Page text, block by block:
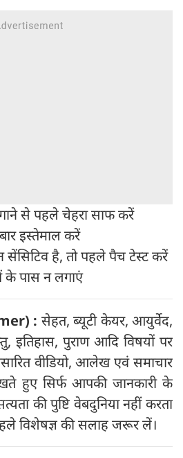
से पहले चेहरा साफ करें
इस्तेमाल करें
है, तो पहले पैच टेस्ट करें
पास न लगाएं
: सेहत, ब्यूटी केयर, आयुर्वेद,
इतिहास, पुराण आदि विषयों पर
वीडियो, आलेख एवं समाचार
हुए सिर्फ आपकी जानकारी के
की पुष्टि वेबदुनिया नहीं करता
विशेषज्ञ की सलाह जरूर लें।